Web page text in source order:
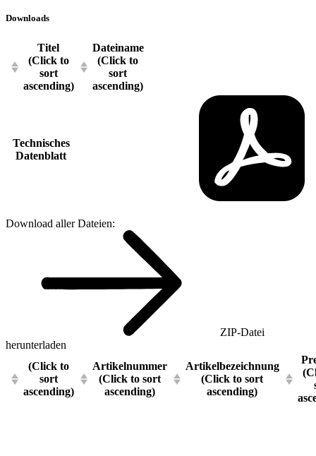
Downloads
Titel
(Click to
sort
ascending)
Dateiname
(Click to
sort
ascending)
Technisches
Datenblatt
Download aller Dateien:
ZIP-Datei
herunterladen
(Click to
sort
ascending)
Artikelnummer
(Click to sort
ascending)
Artikelbezeichnung
(Click to sort
ascending)